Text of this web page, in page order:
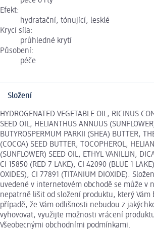
Efekt:
hydratační, tónující, lesklé
Krycí síla:
průhledné krytí
Působení:
péče
Složení
HYDROGENATED VEGETABLE OIL, RICINUS
SEED OIL, HELIANTHUS ANNUUS
BUTYROSPERMUM PARKII (SHEA) BUTTER,
(COCOA) SEED BUTTER, TOCOPHEROL,
(SUNFLOWER) SEED OIL, ETHYL VANILLIN,
CI 15850 (RED 7 LAKE), CI 42090 (BLUE 1
OXIDES), CI 77891 (TITANIUM DIOXIDE).
uvedené v internetovém obchodě se může v
nepatrně lišit od složení produktu, který Vám
případě, že Vám odlišnosti nebudou z
vyhovovat, využijte možnosti vrácení
Všeobecnými obchodními podmínkami.